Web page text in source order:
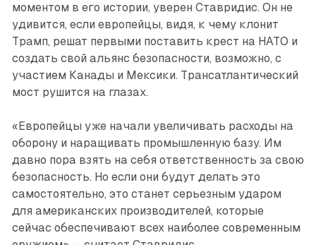
моментом в его истории, уверен Ставридис. Он не
удивится, если европейцы, видя, к чему клонит
Трамп, решат первыми поставить крест на НАТО и
создать свой альянс безопасности, возможно, с
участием Канады и Мексики. Трансатлантический
мост рушится на глазах.
«Европейцы уже начали увеличивать расходы на
оборону и наращивать промышленную базу. Им
давно пора взять на себя ответственность за свою
безопасность. Но если они будут делать это
самостоятельно, это станет серьезным ударом
для американских производителей, которые
сейчас обеспечивают всех наиболее современным